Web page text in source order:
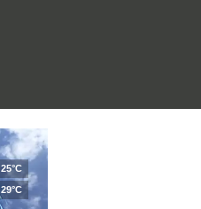
25°C
29°C